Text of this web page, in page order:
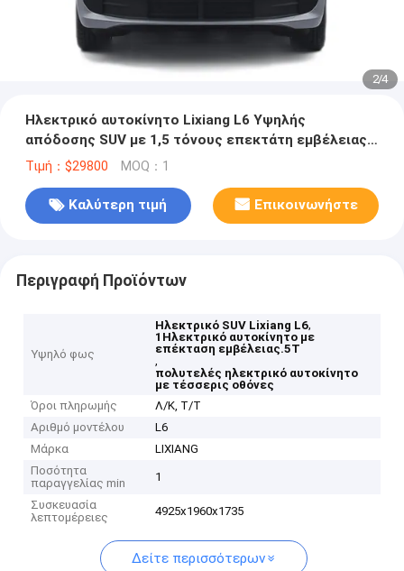
2/4
Ηλεκτρικό αυτοκίνητο Lixiang L6 Υψηλής
απόδοσης SUV με 1,5 τόνους επεκτάτη εμβέλειας
και 1390 χιλιόμετρα εμβέλειας
Τιμή：$29800 MOQ：1
Καλύτερη τιμή Επικοινωνήστε
Περιγραφή Προϊόντων
Υψηλό φως
Ηλεκτρικό SUV Lixiang L6,
1Ηλεκτρικό αυτοκίνητο με
επέκταση εμβέλειας.5T
,
πολυτελές ηλεκτρικό αυτοκίνητο
με τέσσερις οθόνες
Όροι πληρωμής
Λ/Κ, Τ/Τ
Αριθμό μοντέλου
L6
Μάρκα
LIXIANG
Ποσότητα
παραγγελίας min
1
Συσκευασία
λεπτομέρειες
4925x1960x1735
Δείτε περισσότερων